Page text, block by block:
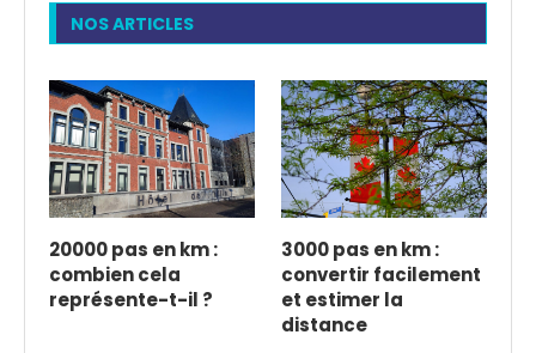
NOS ARTICLES
20000 pas en km :
combien cela
représente-t-il ?
3000 pas en km :
convertir facilement
et estimer la
distance